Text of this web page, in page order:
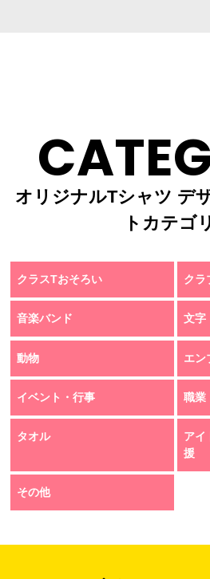
オリジナルTシャツ デ
トカテゴ
クラスTおそろい クラ
音楽バンド 文字
動物 エン
イベント・行事 職業
タオル
アイ
援
その他